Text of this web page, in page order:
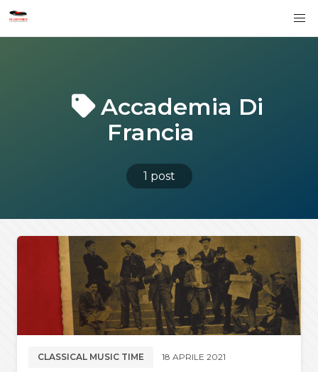
Accademia Di
Francia
1 post
CLASSICAL MUSIC TIME 18 APRILE 2021